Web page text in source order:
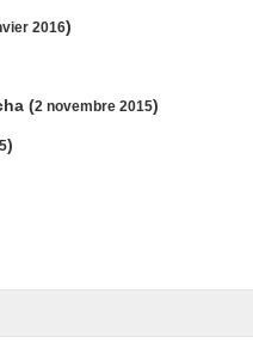
2016)
(2 novembre 2015)
)